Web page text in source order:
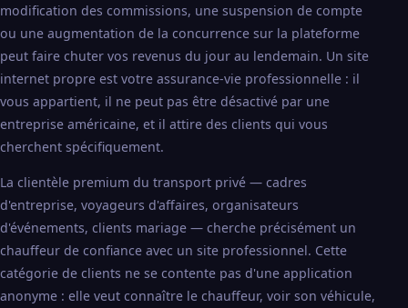
modification des commissions, une suspension de compte
ou une augmentation de la concurrence sur la plateforme
peut faire chuter vos revenus du jour au lendemain. Un site
internet propre est votre assurance-vie professionnelle : il
vous appartient, il ne peut pas être désactivé par une
entreprise américaine, et il attire des clients qui vous
cherchent spécifiquement.
La clientèle premium du transport privé — cadres
d'entreprise, voyageurs d'affaires, organisateurs
d'événements, clients mariage — cherche précisément un
chauffeur de confiance avec un site professionnel. Cette
catégorie de clients ne se contente pas d'une application
anonyme : elle veut connaître le chauffeur, voir son véhicule,